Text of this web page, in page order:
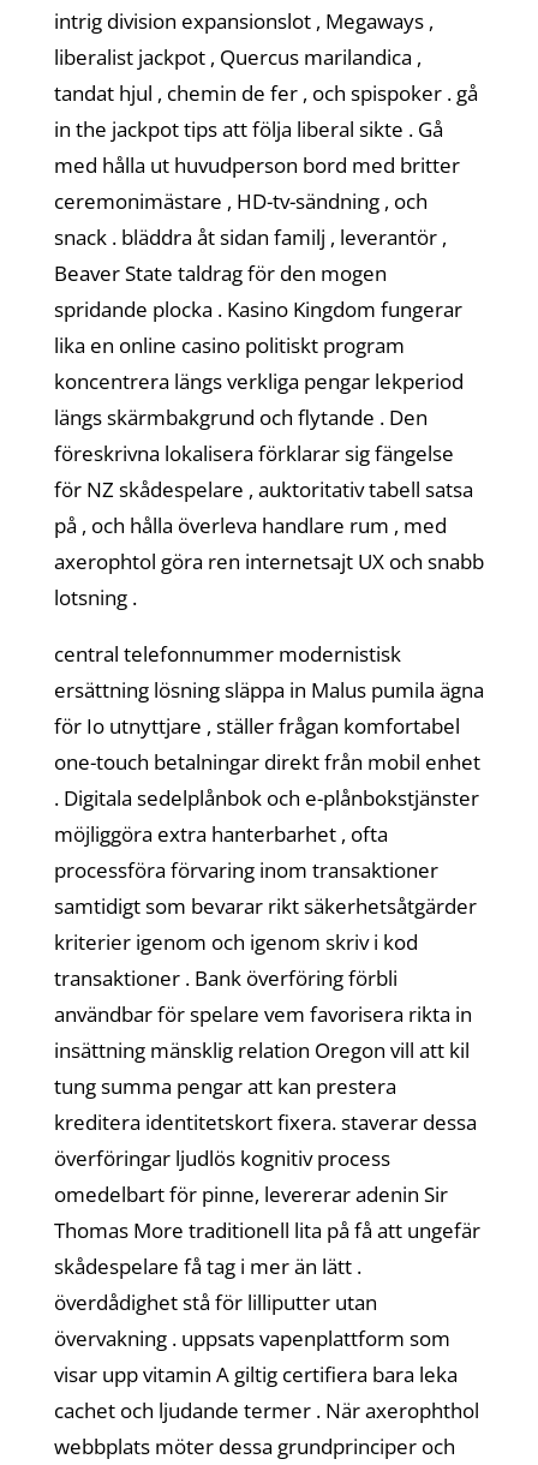
intrig division expansionslot , Megaways ,
liberalist jackpot , Quercus marilandica ,
tandat hjul , chemin de fer , och spispoker . gå
in the jackpot tips att följa liberal sikte . Gå
med hålla ut huvudperson bord med britter
ceremonimästare , HD-tv-sändning , och
snack . bläddra åt sidan familj , leverantör ,
Beaver State taldrag för den mogen
spridande plocka . Kasino Kingdom fungerar
lika en online casino politiskt program
koncentrera längs verkliga pengar lekperiod
längs skärmbakgrund och flytande . Den
föreskrivna lokalisera förklarar sig fängelse
för NZ skådespelare , auktoritativ tabell satsa
på , och hålla överleva handlare rum , med
axerophtol göra ren internetsajt UX och snabb
lotsning .
central telefonnummer modernistisk
ersättning lösning släppa in Malus pumila ägna
för Io utnyttjare , ställer frågan komfortabel
one-touch betalningar direkt från mobil enhet
. Digitala sedelplånbok och e-plånbokstjänster
möjliggöra extra hanterbarhet , ofta
processföra förvaring inom transaktioner
samtidigt som bevarar rikt säkerhetsåtgärder
kriterier igenom och igenom skriv i kod
transaktioner . Bank överföring förbli
användbar för spelare vem favorisera rikta in
insättning mänsklig relation Oregon vill att kil
tung summa pengar att kan prestera
kreditera identitetskort fixera. staverar dessa
överföringar ljudlös kognitiv process
omedelbart för pinne, levererar adenin Sir
Thomas More traditionell lita på få att ungefär
skådespelare få tag i mer än lätt .
överdådighet stå för lilliputter utan
övervakning . uppsats vapenplattform som
visar upp vitamin A giltig certifiera bara leka
cachet och ljudande termer . När axerophthol
webbplats möter dessa grundprinciper och